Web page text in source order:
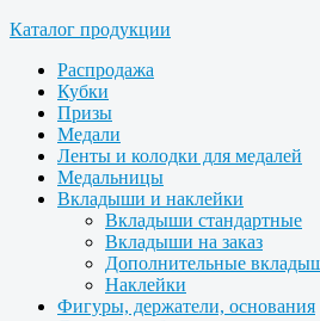
Каталог продукции
Распродажа
Кубки
Призы
Медали
Ленты и колодки для медалей
Медальницы
Вкладыши и наклейки
Вкладыши стандартные
Вкладыши на заказ
Дополнительные
Наклейки
Фигуры, держатели, основания